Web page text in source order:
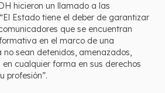
hicieron un llamado a las
Estado tiene el deber de garantizar
que se encuentran
en el marco de una
sean detenidos, amenazados,
cualquier forma en sus derechos
profesión”.